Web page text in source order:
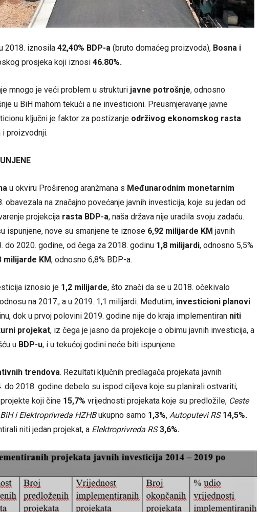
2018. iznosila 42,40% BDP-a (bruto domaćeg proizvoda), Bosna i
prosjeka koji iznosi 46.80%.
mnogo je veći problem u strukturi javne potrošnje, odnosno
u BiH mahom tekući a ne investicioni. Preusmjeravanje javne
ključni je faktor za postizanje održivog ekonomskog rasta
i proizvodnji.
u okviru Proširenog aranžmana s Međunarodnim monetarnim
obavezala na značajno povećanje javnih investicija, koje su jedan od
projekcija rasta BDP-a, naša država nije uradila svoju zadaću.
ispunjene, nove su smanjene te iznose 6,92 milijarde KM javnih
do 2020. godine, od čega za 2018. godinu 1,8 milijardi, odnosno 5,5%
milijarde KM, odnosno 6,8% BDP-a.
iznosio je 1,2 milijarde, što znači da se u 2018. očekivalo
na 2017., a u 2019. 1,1 milijardi. Međutim, investicioni planovi
dok u prvoj polovini 2019. godine nije do kraja implementiran niti
projekat, iz čega je jasno da projekcije o obimu javnih investicija, a
u BDP-u, i u tekućoj godini neće biti ispunjene.
trendova. Rezultati ključnih predlagača projekata javnih
do 2018. godine debelo su ispod ciljeva koje su planirali ostvariti;
koji čine 15,7% vrijednosti projekata koje su predložile, Ceste
i Elektroprivreda HZHBukupno samo 1,3%, Autoputevi RS 14,5%.
niti jedan projekat, a Elektroprivreda RS 3,6%.